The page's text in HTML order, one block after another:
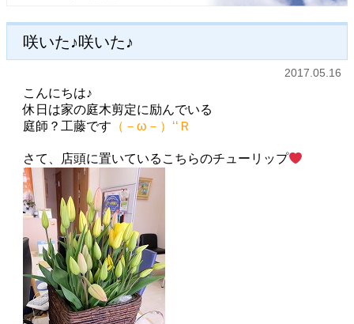
咲いた♪咲いた♪
2017.05.16
こんにちは♪
休日は家の庭木剪定に励んでいる
庭師？工藤です （－ω－）‘‘Ｒ
さて、店頭に置いているこちらのチューリップ